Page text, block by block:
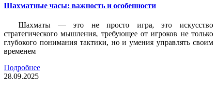
Шахматные часы: важность и особенности
Шахматы — это не просто игра, это искусство
стратегического мышления, требующее от игроков не только
глубокого понимания тактики, но и умения управлять своим
временем
Подробнее
28.09.2025